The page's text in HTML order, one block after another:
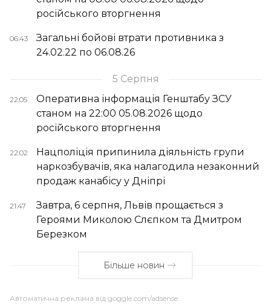
російського вторгнення
06:43
Загальні бойові втрати противника з
24.02.22 по 06.08.26
5 Серпня
22:05
Оперативна інформація Генштабу ЗСУ
станом на 22:00 05.08.2026 щодо
російського вторгнення
22:02
Нацполіція припинила діяльність групи
наркозбувачів, яка налагодила незаконний
продаж канабісу у Дніпрі
21:47
Завтра, 6 серпня, Львів прощається з
Героями Миколою Слєпком та Дмитром
Березком
Більше новин
Автоматична реклама від goggle.com/adsense: